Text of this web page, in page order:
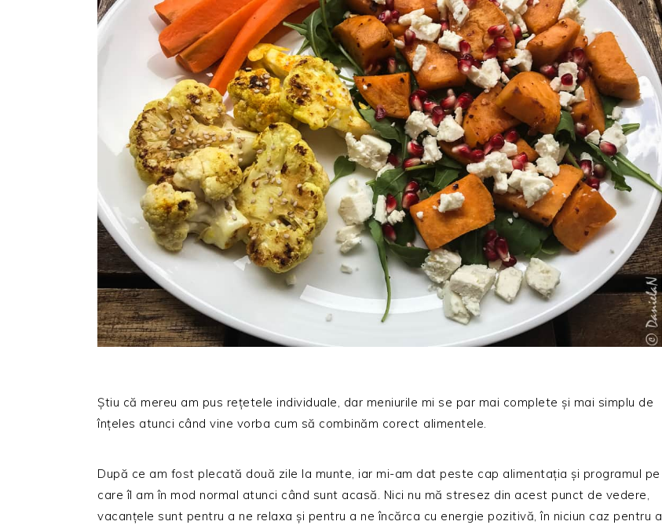
Știu că mereu am pus rețetele individuale, dar meniurile mi se par mai complete și mai simplu de
înțeles atunci când vine vorba cum să combinăm corect alimentele.
După ce am fost plecată două zile la munte, iar mi-am dat peste cap alimentația și programul pe
care îl am în mod normal atunci când sunt acasă. Nici nu mă stresez din acest punct de vedere,
vacanțele sunt pentru a ne relaxa și pentru a ne încărca cu energie pozitivă, în niciun caz pentru a